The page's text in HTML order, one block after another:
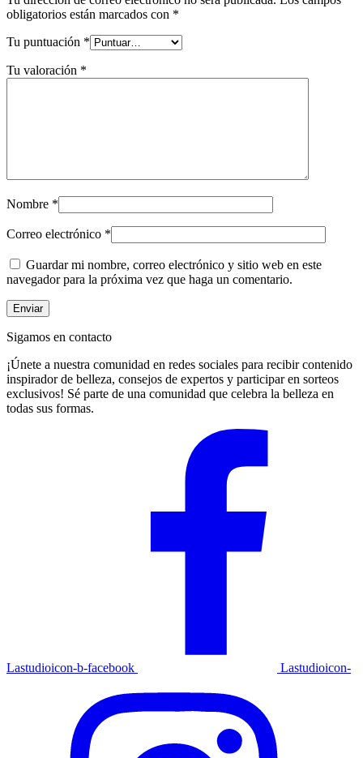
obligatorios están marcados con *
Tu puntuación *
Tu valoración *
Nombre *
Correo electrónico *
Guardar mi nombre, correo electrónico y sitio web en este
navegador para la próxima vez que haga un comentario.
Sigamos en contacto
¡Únete a nuestra comunidad en redes sociales para recibir contenido
inspirador de belleza, consejos de expertos y participar en sorteos
exclusivos! Sé parte de una comunidad que celebra la belleza en
todas sus formas.
Lastudioicon-b-facebook Lastudioicon-